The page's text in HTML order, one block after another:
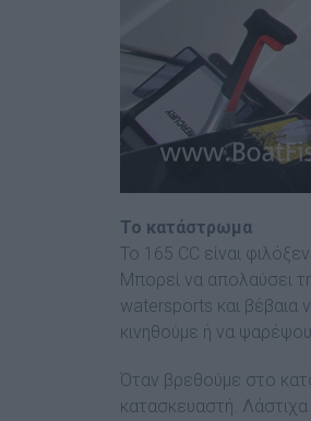
Το κατάστρωµα
Το 165 CC είναι
Μπορεί να απολαύσει
watersports και βέβαια
κινηθούµε ή να
Όταν βρεθούµε στο
κατασκευαστή.